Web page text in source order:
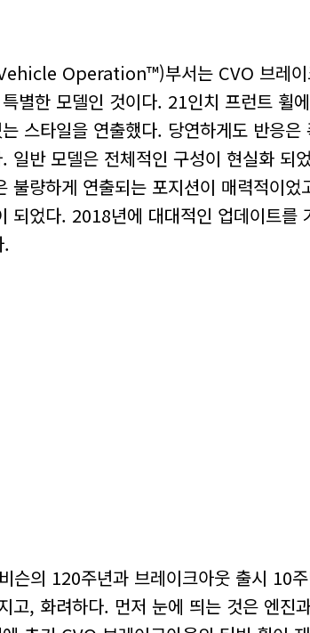
Operation™)부서는 CVO 브레
별한 모델인 것이다. 21인치 프런트 휠
스타일을 연출했다. 당연하게도 반응은
반 모델은 전체적인 구성이 현실화 되
불량하게 연출되는 포지션이 매력적이었
되었다. 2018년에 대대적인 업데이트를
슨의 120주년과 브레이크아웃 출시 10
고, 화려하다. 먼저 눈에 띄는 것은 엔진